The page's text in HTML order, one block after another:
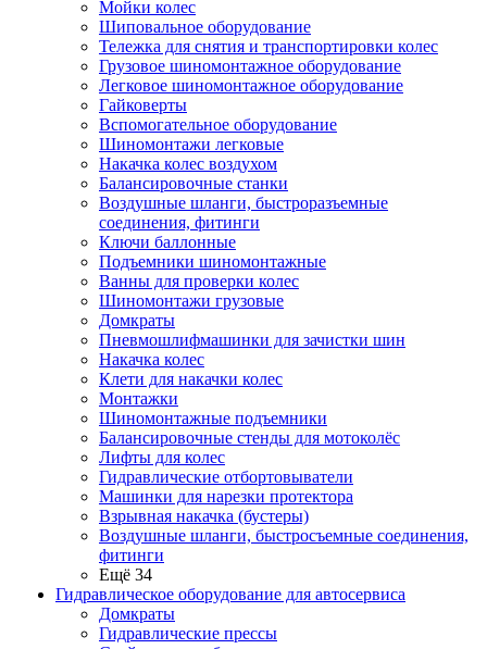
Мойки колес
Шиповальное оборудование
Тележка для снятия и транспортировки колес
Грузовое шиномонтажное оборудование
Легковое шиномонтажное оборудование
Гайковерты
Вспомогательное оборудование
Шиномонтажи легковые
Накачка колес воздухом
Балансировочные станки
Воздушные шланги, быстроразъемные
соединения, фитинги
Ключи баллонные
Подъемники шиномонтажные
Ванны для проверки колес
Шиномонтажи грузовые
Домкраты
Пневмошлифмашинки для зачистки шин
Накачка колес
Клети для накачки колес
Монтажки
Шиномонтажные подъемники
Балансировочные стенды для мотоколёс
Лифты для колес
Гидравлические отбортовыватели
Машинки для нарезки протектора
Взрывная накачка (бустеры)
Воздушные шланги, быстросъемные соединения,
фитинги
Ещё 34
Гидравлическое оборудование для автосервиса
Домкраты
Гидравлические прессы